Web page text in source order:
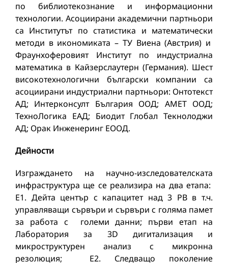
по библиотекознание и информационни
технологии. Асоциирани академични партньори
са Институтът по статистика и математически
методи в икономиката – ТУ Виена (Австрия) и
Фраунхоферовият Институт по индустриална
математика в Кайзерслаутерн (Германия). Шест
високотехнологични български компании са
асоциирани индустриални партньори: Онтотекст
АД; Интерконсулт България ООД; AMET ООД;
ТехноЛогика ЕАД; Биодит Глобал Текнолоджи
АД; Орак Инженеринг ЕООД.
Дейности
Изграждането на научно-изследователската
инфраструктура ще се реализира на два етапа:
Е1. Дейта център с капацитет над 3 PB в т.ч.
управляващи сървъри и сървъри с голяма памет
за работа с големи данни; първи етап на
Лаборатория за 3D дигитализация и
микроструктурен анализ с микронна
резолюция; Е2. Следващо поколение